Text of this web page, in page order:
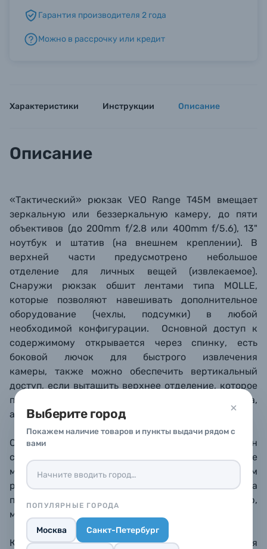
Выберите город
Покажем наличие товаров и пункты выдачи рядом с
вами
ПОПУЛЯРНЫЕ ГОРОДА
Москва Санкт-Петербург
Б/У фототехника (Комиссионные товары)
Гарантия производителя 2 года
Можно в рассрочку или кредит
Характеристики Инструкции Описание
Описание
«Тактический» рюкзак VEO Range T45M вмещает
зеркальную или беззеркальную камеру, до пяти
объективов (до 200mm f/2.8 или 400mm f/5.6), 13"
ноутбук и штатив (на внешнем креплении). В
верхней части предусмотрено небольшое
отделение для личных вещей (извлекаемое).
Снаружи рюкзак обшит лентами типа MOLLE,
которые позволяют навешивать дополнительное
оборудование (чехлы, подсумки) в любой
необходимой конфигурации. Основной доступ к
содержимому открывается через спинку, есть
боковой лючок для быстрого извлечения
камеры, также можно обеспечить вертикальный
доступ, если вытащить верхнее отделение, которое
предназначается для личных вещей (еда, одежда,
аксессуары).
Спереди предусмотрен широкий и плоский карман
с органайзером для документов и бумаг, туда же
можно положить планшет. В широком поясном
ремне также сделаны карманы на молнии, куда
поместится небольшой телефон или, например,
мультитул.
Комфорт ношения обеспечивается благодаря